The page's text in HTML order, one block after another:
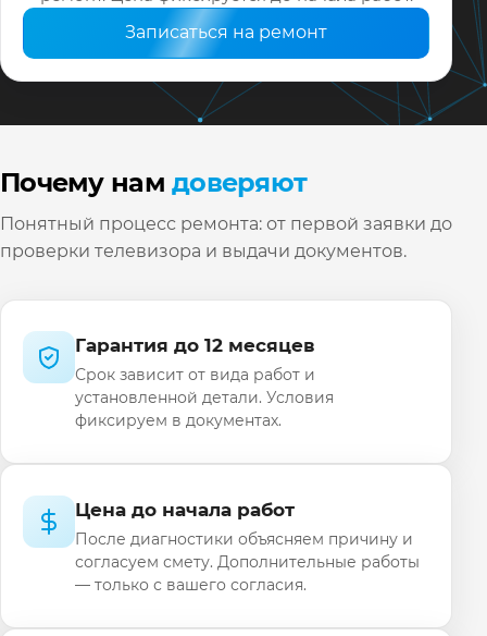
Записаться на ремонт
Почему намдоверяют
Понятный процесс ремонта: от первой заявки до
проверки телевизора и выдачи документов.
Гарантия до 12 месяцев
Срок зависит от вида работ и
установленной детали. Условия
фиксируем в документах.
Цена до начала работ
После диагностики объясняем причину и
согласуем смету. Дополнительные работы
— только с вашего согласия.